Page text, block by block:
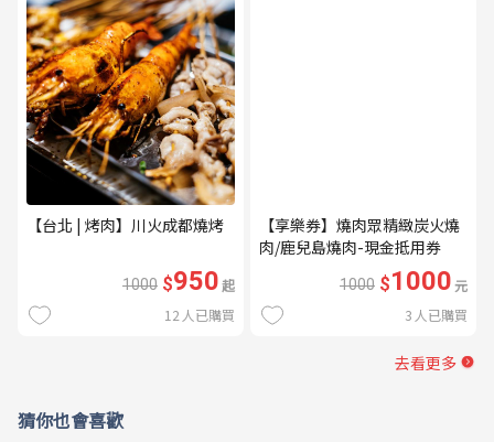
【台北 | 烤肉】川火成都燒烤
1000 $950起
12 人已購買
【享樂券】燒肉眾精緻炭火燒
肉/鹿兒島燒肉-現金抵用券
1000 $1000元
3 人已購買
去看更多
猜你也會喜歡